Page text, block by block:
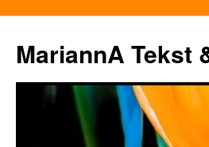
MariannA Tekst